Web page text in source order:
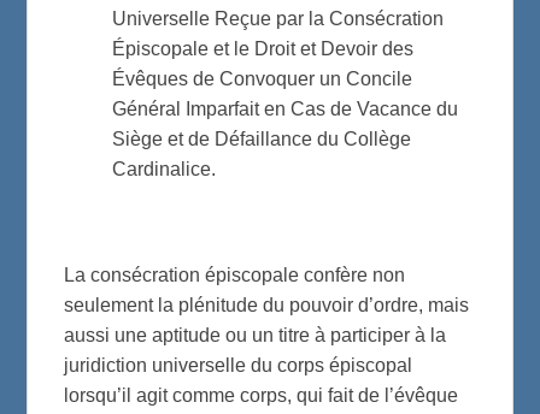
Universelle Reçue par la Consécration
Épiscopale et le Droit et Devoir des
Évêques de Convoquer un Concile
Général Imparfait en Cas de Vacance du
Siège et de Défaillance du Collège
Cardinalice.
La consécration épiscopale confère non
seulement la plénitude du pouvoir d’ordre, mais
aussi une aptitude ou un titre à participer à la
juridiction universelle du corps épiscopal
lorsqu’il agit comme corps, qui fait de l’évêque